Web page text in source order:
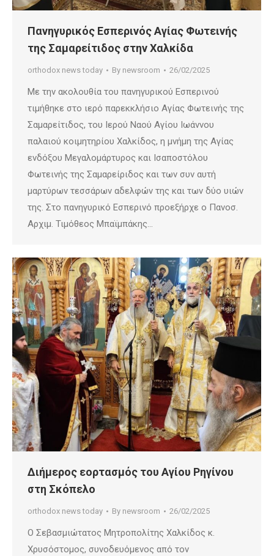
Πανηγυρικός Εσπερινός Αγίας Φωτεινής
της Σαμαρείτιδος στην Χαλκίδα
orthodox news today By newsroom 26/02/2025
Με την ακολουθία του πανηγυρικού Εσπερινού
τιμήθηκε στο ιερό παρεκκλήσιο Αγίας Φωτεινής της
Σαμαρείτιδος, του Ιερού Ναού Αγίου Ιωάννου
παλαιού κοιμητηρίου Χαλκίδος, η μνήμη της Αγίας
ενδόξου Μεγαλομάρτυρος και Ισαποστόλου
Φωτεινής της Σαμαρείριδος και των συν αυτή
μαρτύρων τεσσάρων αδελφών της και των δύο υιών
της. Στο πανηγυρικό Εσπερινό προεξήρχε ο Πανοσ.
Αρχιμ. Τιμόθεος Μπαϊμπάκης…
Διήμερος εορτασμός του Αγίου Ρηγίνου
στη Σκόπελο
orthodox news today By newsroom 26/02/2025
Ο Σεβασμιώτατος Μητροπολίτης Χαλκίδος κ.
Χρυσόστομος, συνοδευόμενος από τον